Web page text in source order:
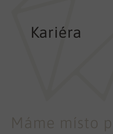
Kariéra